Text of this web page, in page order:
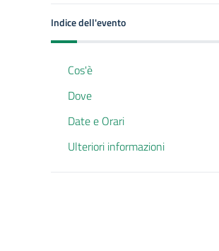
Indice dell'evento
Cos'è
Dove
Date e Orari
Ulteriori informazioni